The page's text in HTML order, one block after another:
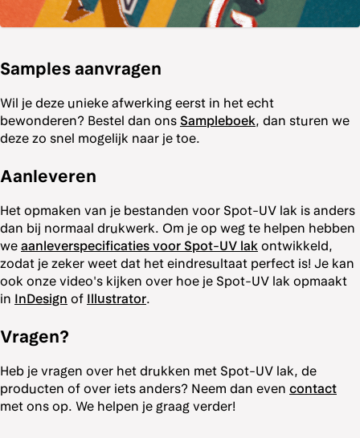
Samples aanvragen
Wil je deze unieke afwerking eerst in het echt
bewonderen? Bestel dan ons Sampleboek, dan sturen we
deze zo snel mogelijk naar je toe.
Aanleveren
Het opmaken van je bestanden voor Spot-UV lak is anders
dan bij normaal drukwerk. Om je op weg te helpen hebben
we aanleverspecificaties voor Spot-UV lak ontwikkeld,
zodat je zeker weet dat het eindresultaat perfect is! Je kan
ook onze video's kijken over hoe je Spot-UV lak opmaakt
in InDesign of Illustrator.
Vragen?
Heb je vragen over het drukken met Spot-UV lak, de
producten of over iets anders? Neem dan even contact
met ons op. We helpen je graag verder!